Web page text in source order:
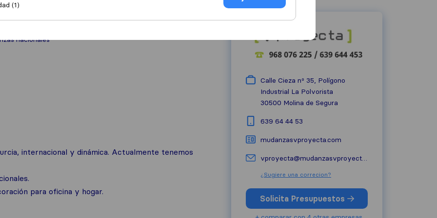
nacionales
internacional y dinámica. Actualmente tenemos
para oficina y hogar.
Calle Cieza nº 35, Polígono
Industrial La Polvorista
30500 Molina de Segura
639 64 44 53
mudanzasvproyecta.com
vproyecta@mudanzasvproyecta.com
¿Sugiere una correcion?
Solicita Presupuestos
(1)